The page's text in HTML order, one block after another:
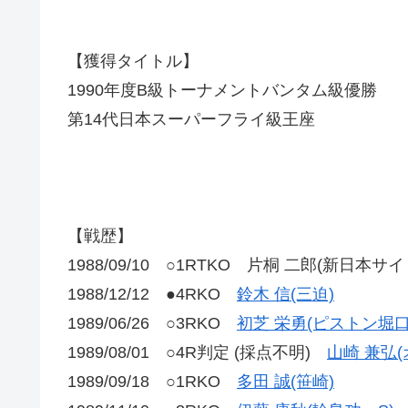
【獲得タイトル】
1990年度B級トーナメントバンタム級優勝
第14代日本スーパーフライ級王座
【戦歴】
1988/09/10 ○1RTKO 片桐 二郎(新日本サイ
1988/12/12 ●4RKO 鈴木 信(三迫)
1989/06/26 ○3RKO 初芝 栄勇(ピストン堀
1989/08/01 ○4R判定 (採点不明) 山崎 兼弘(
1989/09/18 ○1RKO 多田 誠(笹崎)